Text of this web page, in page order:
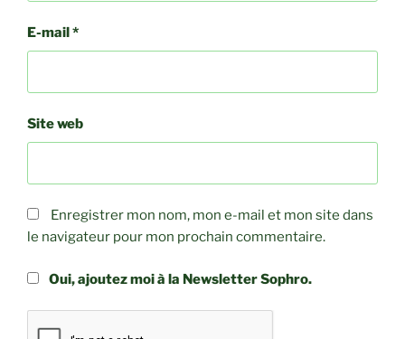
E-mail *
Site web
Enregistrer mon nom, mon e-mail et mon site dans
le navigateur pour mon prochain commentaire.
Oui, ajoutez moi à la Newsletter Sophro.